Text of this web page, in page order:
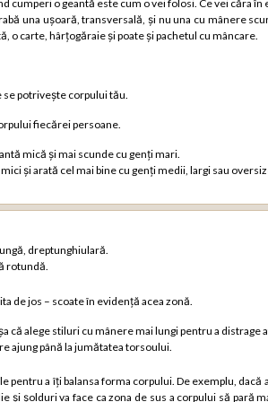
o geantă este cum o vei folosi. Ce vei căra în
una ușoară, transversală, și nu una cu mânere
o carte, hârțogăraie și poate și pachetul cu mâncare.
se potrivește corpului tău.
fiecărei persoane.
mică și mai scunde cu genți mari.
și arată cel mai bine cu genți medii, largi sau
dreptunghiulară.
rotundă.
de jos – scoate în evidență acea zonă.
că alege stiluri cu mânere mai lungi pentru a distrage
ajung până la jumătatea torsoului.
pentru a îți balansa forma corpului. De exemplu,
șolduri va face ca zona de sus a corpului să pară